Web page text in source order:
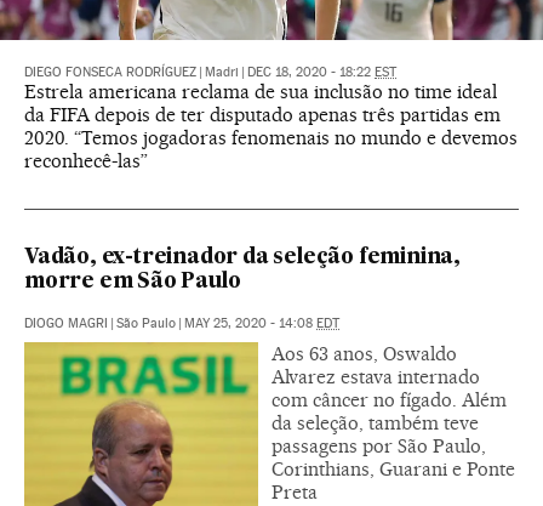
DIEGO FONSECA RODRÍGUEZ Madri DEC 18, 2020 - 18:22 EST
Estrela americana reclama de sua inclusão no time ideal
da FIFA depois de ter disputado apenas três partidas em
2020. “Temos jogadoras fenomenais no mundo e devemos
reconhecê-las”
Vadão, ex-treinador da seleção feminina,
morre em São Paulo
DIOGO MAGRI São Paulo MAY 25, 2020 - 14:08 EDT
Aos 63 anos, Oswaldo
Alvarez estava internado
com câncer no fígado. Além
da seleção, também teve
passagens por São Paulo,
Corinthians, Guarani e Ponte
Preta